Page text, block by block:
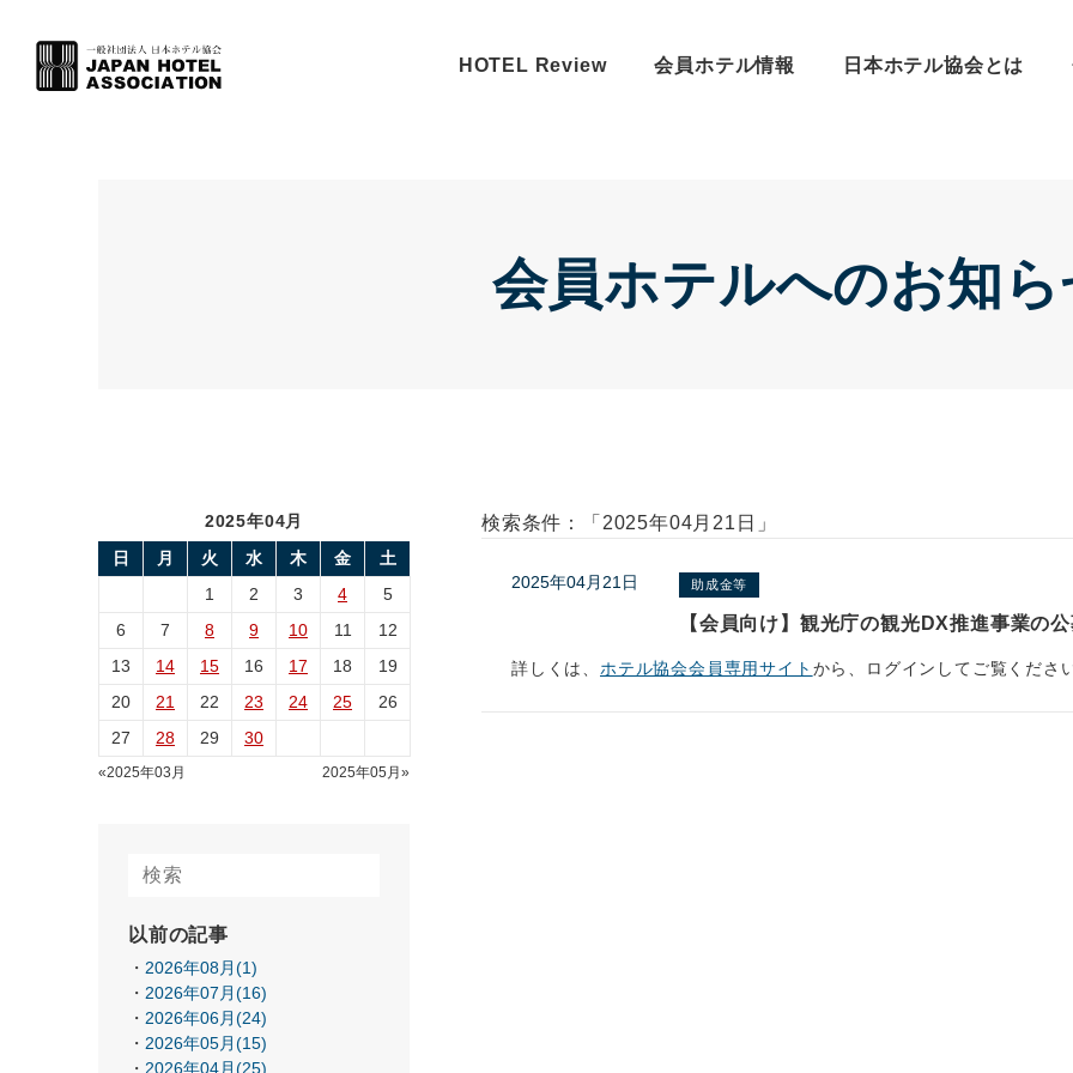
HOTEL Review 会員ホテル情報 日本ホテル協会とは
会員ホテルへのお知
検索条件：「2025年04月21日」
助成金等
【会員向け】観光庁の観光DX推進事業の
2025年04月21日
詳しくは、 ホテル協会会員専用サイト から、ログインしてご覧くださ
2025年04月
日
月 火 水 木 金
土
1
2 3 4
5
6
7 8 9 10 11
12
13
14 15 16 17 18
19
20
21 22 23 24 25
26
27
28 29 30
«2025年03月 2025年05月»
以前の記事
2026年08月(1)
2026年07月(16)
2026年06月(24)
2026年05月(15)
2026年04月(25)